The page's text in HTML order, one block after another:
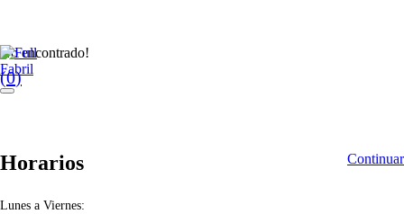
(0)
No encontrado!
Continuar
Horarios
Lunes a Viernes: